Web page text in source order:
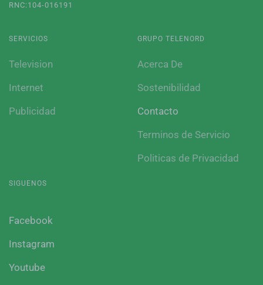
RNC:104-016191
SERVICIOS
Television
Internet
Publicidad
GRUPO TELENORD
Acerca De
Sostenibilidad
Contacto
Terminos de Servicio
Politicas de Privacidad
SIGUENOS
Facebook
Instagram
Youtube